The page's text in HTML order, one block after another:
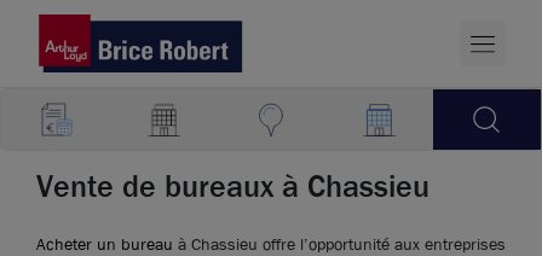
Vente de bureaux à Chassieu
Acheter un bureau à Chassieu offre l’opportunité aux entreprises